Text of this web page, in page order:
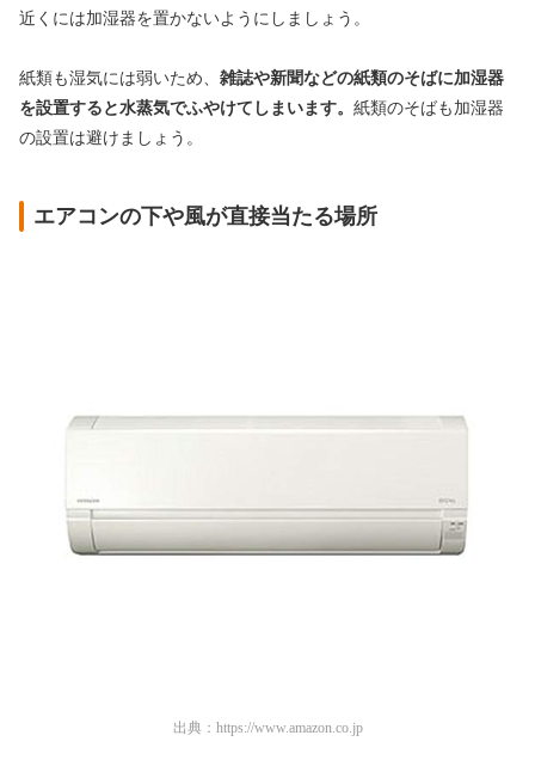
近くには加湿器を置かないようにしましょう。
紙類も湿気には弱いため、 雑誌や新聞などの紙類のそばに加湿器
を設置すると水蒸気でふやけてしまいます。 紙類のそばも加湿器
の設置は避けましょう。
エアコンの下や風が直接当たる場所
出典： https://www.amazon.co.jp